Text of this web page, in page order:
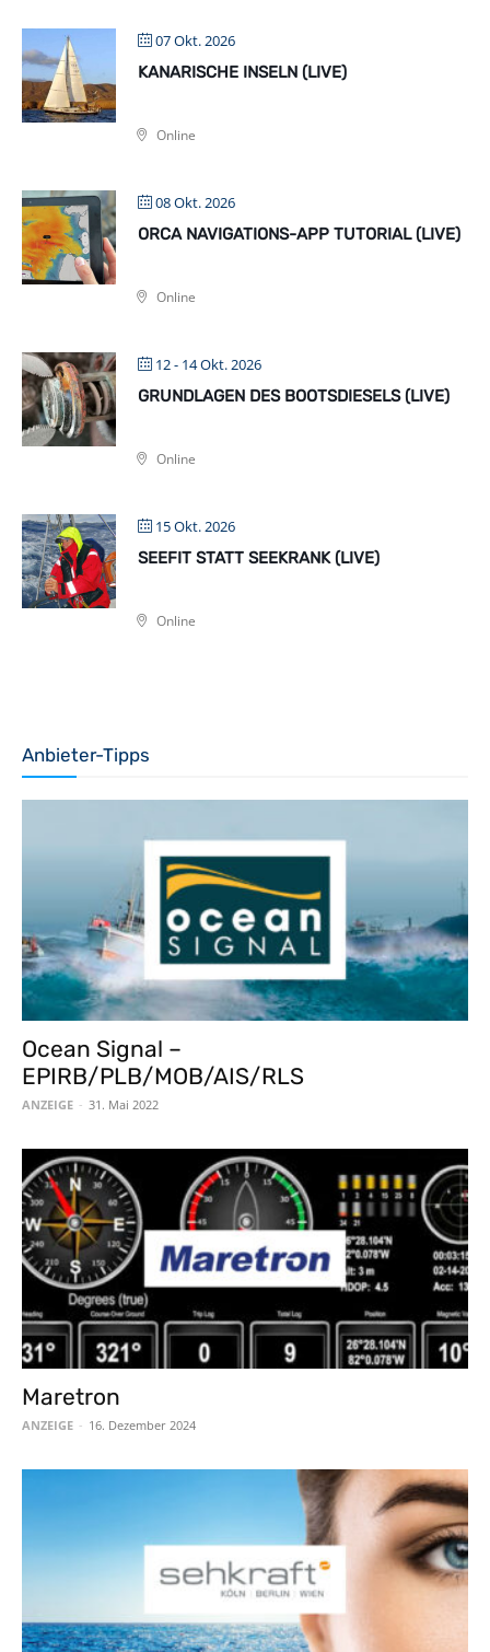
07 Okt. 2026
KANARISCHE INSELN (LIVE)
Online
08 Okt. 2026
ORCA NAVIGATIONS-APP TUTORIAL (LIVE)
Online
12 - 14 Okt. 2026
GRUNDLAGEN DES BOOTSDIESELS (LIVE)
Online
15 Okt. 2026
SEEFIT STATT SEEKRANK (LIVE)
Online
Anbieter-Tipps
Ocean Signal –
EPIRB/PLB/MOB/AIS/RLS
ANZEIGE - 31. Mai 2022
Maretron
ANZEIGE - 16. Dezember 2024